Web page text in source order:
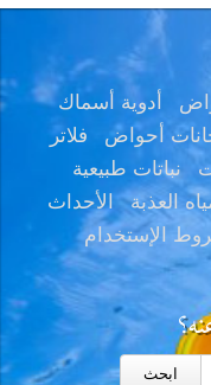
أدوية أسماك
أحواض
فلاتر
نباتات طبيعية
العذبة
الأحداث
الإستخدام